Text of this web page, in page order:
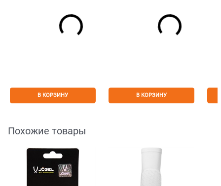
В КОРЗИНУ В КОРЗИНУ
Похожие товары